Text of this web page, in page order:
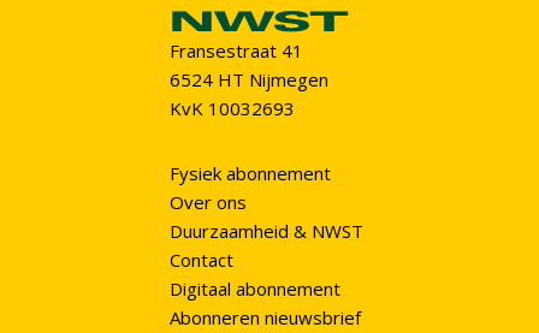
Fransestraat 41
6524 HT Nijmegen
KvK 10032693
Fysiek abonnement
Over ons
Duurzaamheid & NWST
Contact
Digitaal abonnement
Abonneren nieuwsbrief